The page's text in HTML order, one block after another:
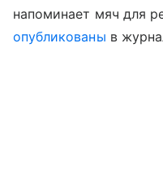
напоминает мяч для
опубликованы в